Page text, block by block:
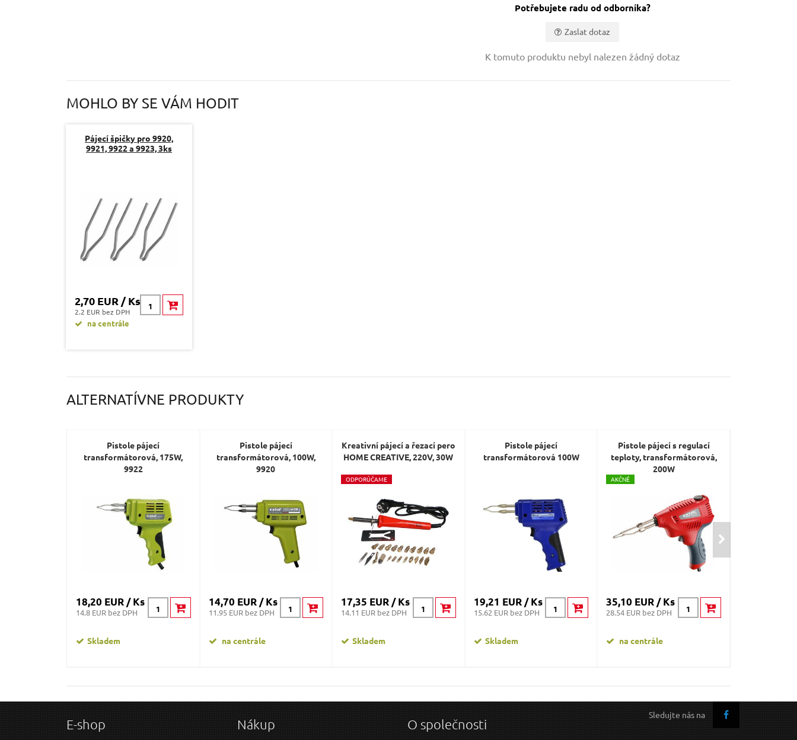
Potřebujete radu od odborníka?
Zaslat dotaz
K tomuto produktu nebyl nalezen žádný dotaz
MOHLO BY SE VÁM HODIT
Pájecí špičky pro 9920,
9921, 9922 a 9923, 3ks
2,70 EUR / Ks
2.2 EUR bez DPH
na centrále
ALTERNATÍVNE PRODUKTY
Pistole pájecí
transformátorová, 175W,
9922
18,20 EUR / Ks
14.8 EUR bez DPH
Skladem
Pistole pájecí
transformátorová, 100W,
9920
14,70 EUR / Ks
11.95 EUR bez DPH
na centrále
Kreativní pájecí a řezací pero
HOME CREATIVE, 220V, 30W
ODPORÚČAME
17,35 EUR / Ks
14.11 EUR bez DPH
Skladem
Pistole pájecí
transformátorová 100W
19,21 EUR / Ks
15.62 EUR bez DPH
Skladem
Pistole pájecí s regulací
teploty, transformátorová,
200W
AKČNÉ
35,10 EUR / Ks
28.54 EUR bez DPH
na centrále
Sledujte nás na
E-shop Nákup O společnosti